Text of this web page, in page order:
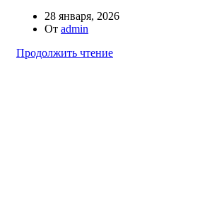
28 января, 2026
От admin
Продолжить чтение